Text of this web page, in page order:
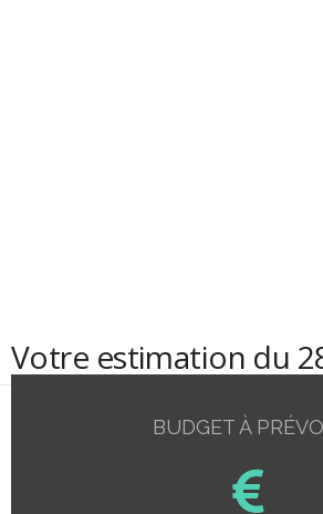
Votre estimation du
BUDGET À